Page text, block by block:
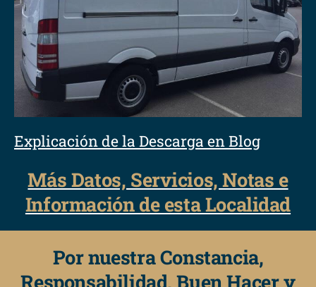
Explicación de la Descarga en Blog
Más Datos, Servicios, Notas e
Información de esta Localidad
Por nuestra Constancia,
Responsabilidad, Buen Hacer y